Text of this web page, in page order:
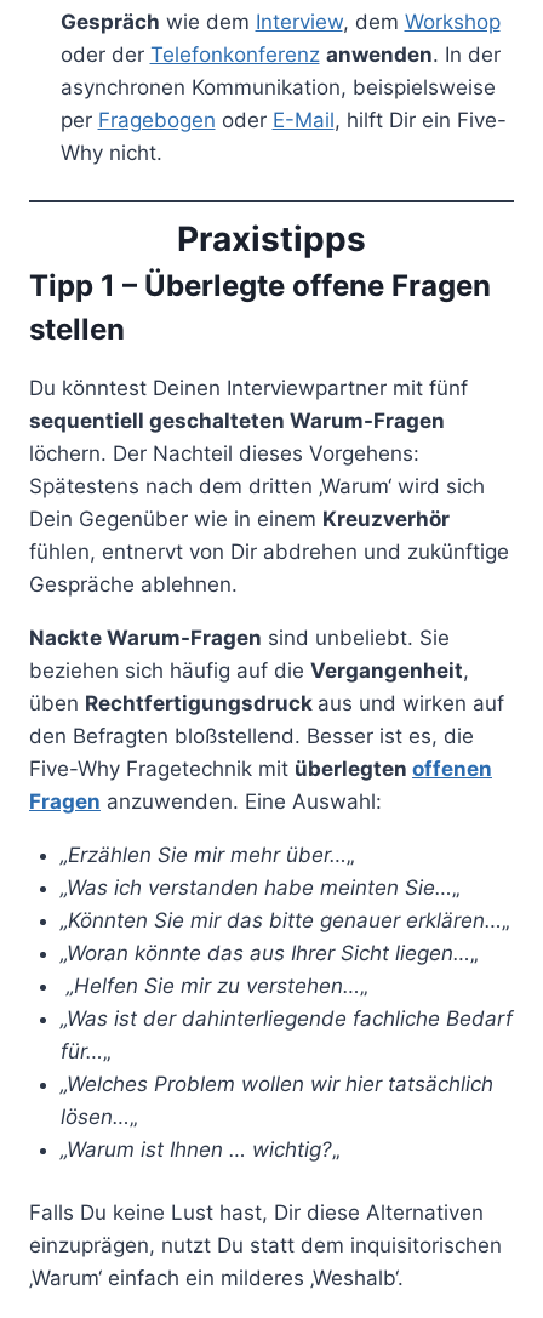
Gespräch wie dem Interview, dem Workshop
oder der Telefonkonferenz anwenden. In der
asynchronen Kommunikation, beispielsweise
per Fragebogen oder E-Mail, hilft Dir ein Five-
Why nicht.
Praxistipps
Tipp 1 – Überlegte offene Fragen
stellen
Du könntest Deinen Interviewpartner mit fünf
sequentiell geschalteten Warum-Fragen
löchern. Der Nachteil dieses Vorgehens:
Spätestens nach dem dritten ‚Warum‘ wird sich
Dein Gegenüber wie in einem Kreuzverhör
fühlen, entnervt von Dir abdrehen und zukünftige
Gespräche ablehnen.
Nackte Warum-Fragen sind unbeliebt. Sie
beziehen sich häufig auf die Vergangenheit,
üben Rechtfertigungsdruck aus und wirken auf
den Befragten bloßstellend. Besser ist es, die
Five-Why Fragetechnik mit überlegten offenen
Fragen anzuwenden. Eine Auswahl:
„Erzählen Sie mir mehr über…„
„Was ich verstanden habe meinten Sie…„
„Könnten Sie mir das bitte genauer erklären…„
„Woran könnte das aus Ihrer Sicht liegen…„
„Helfen Sie mir zu verstehen…„
„Was ist der dahinterliegende fachliche Bedarf
für…„
„Welches Problem wollen wir hier tatsächlich
lösen…„
„Warum ist Ihnen … wichtig?„
Falls Du keine Lust hast, Dir diese Alternativen
einzuprägen, nutzt Du statt dem inquisitorischen
‚Warum‘ einfach ein milderes ‚Weshalb‘.